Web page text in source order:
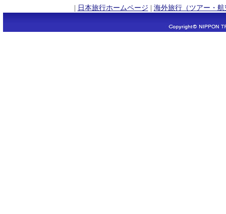
| 日本旅行ホームページ | 海外旅行（ツアー・航